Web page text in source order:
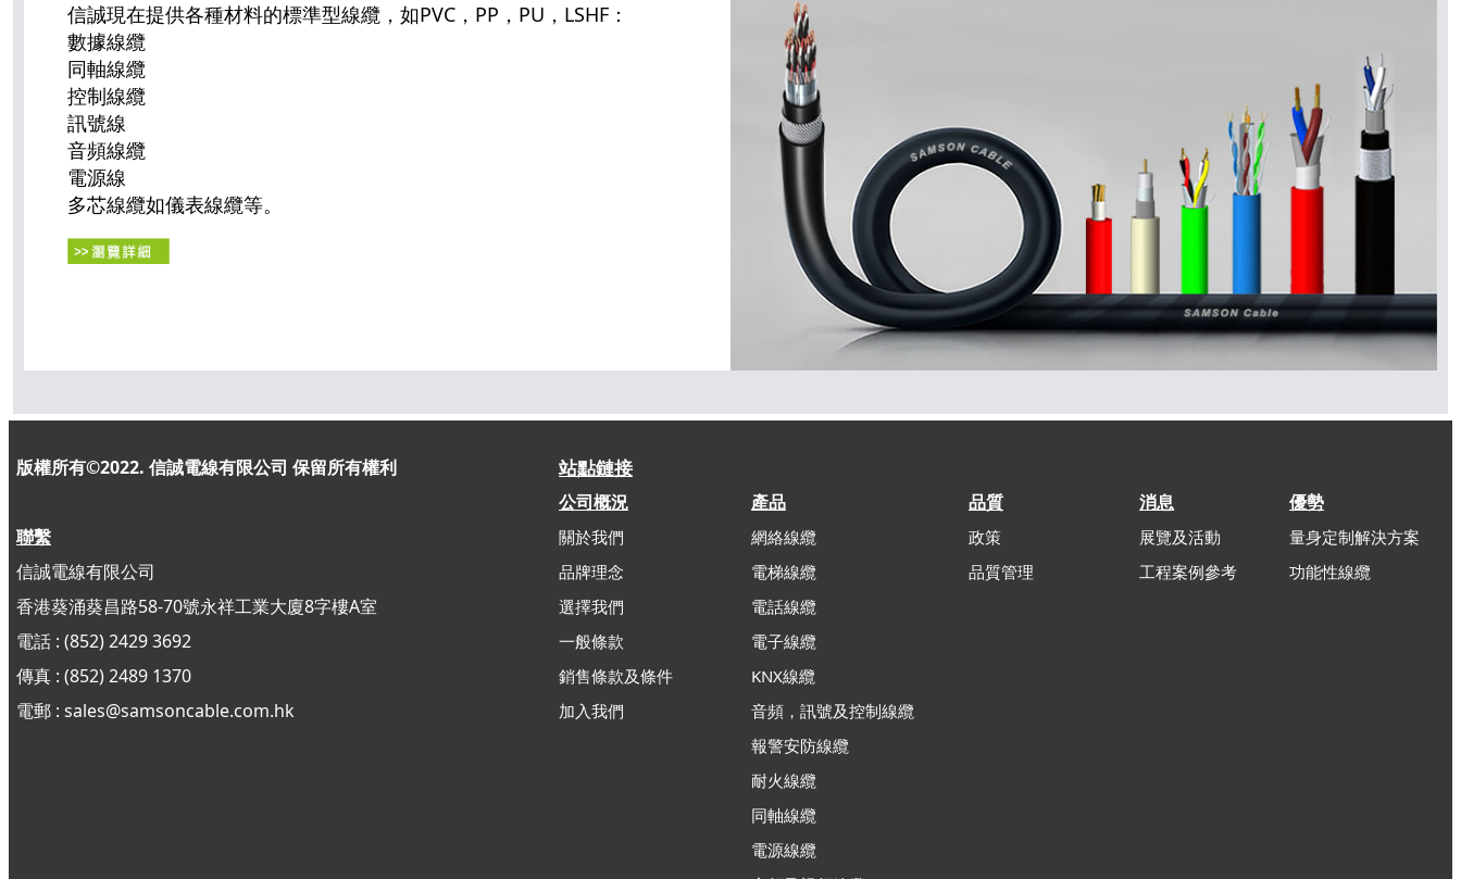
信誠現在提供各種材料的標準型線纜，如PVC，PP，PU，LSHF：
數據線纜
同軸線纜
控制線纜
訊號線
音頻線纜
電源線
多芯線纜如儀表線纜等。
版權所有©2022. 信誠電線有限公司 保留所有權利 站點鏈接
公司概況 產品 品質 消息
優勢
聯繫
關於我們 網絡線纜 政策 展覽及活動 量身定制解決方案
信誠電線有限公司 品牌理念 電梯線纜 品質管理 工程案例參考 功能性線纜
香港葵涌葵昌路58-70號永祥工業大廈8字樓A室 選擇我們 電話線纜
電話 : (852) 2429 3692 一般條款 電子線纜
傳真 : (852)2489 1370 銷售條款及條件 KNX線纜
電郵 : sales@samsoncable.com.hk 加入我們
音頻，訊號及控制線纜
報警安防線纜
耐火線纜
同軸線纜
電源線纜